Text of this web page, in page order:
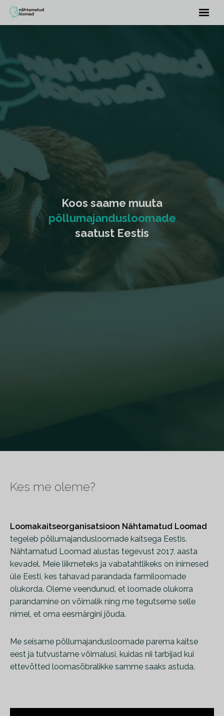
Koos saame muuta
põllumajandusloomade
saatust Eestis
Kes me oleme?
Loomakaitseorganisatsioon Nähtamatud Loomad
tegeleb põllumajandusloomade kaitsega Eestis.
Nähtamatud Loomad alustas tegevust 2017. aasta
kevadel. Meie liikmeteks ja vabatahtlikeks on inimesed
üle Eesti, kes tahavad parandada farmiloomade
olukorda. Oleme veendunud, et loomade olukorra
parandamine on võimalik ning me tegutseme selle
nimel, et oma eesmärgini jõuda.
Me seisame põllumajandusloomade parema kaitse
eest ja tutvustame võimalusi, kuidas nii tarbijad kui
ettevõtted loomasõbralikke samme saaks astuda.